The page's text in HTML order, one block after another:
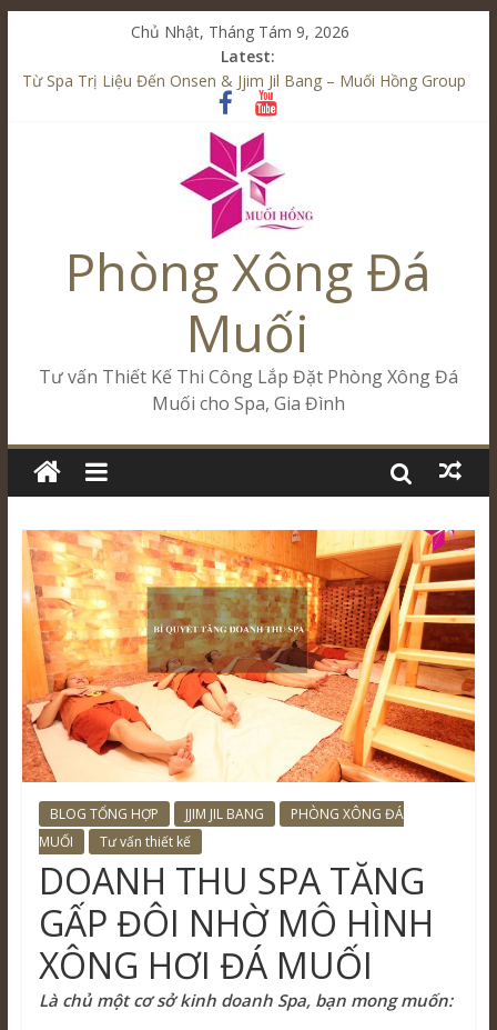
Chủ Nhật, Tháng Tám 9, 2026
Latest:
Từ Spa Trị Liệu Đến Onsen & Jjim Jil Bang – Muối Hồng Group
Kết Hợp Onsen & Jjim Jil Bang Trong Mô Hình Spa – Muối
Cham Riverside Onsen & Jjim Jil Bang Đà Nẵng Muối Hồng
Spa Jjim Jil Bang Kết Hợp Onsen – Kinh Doanh Chuẩn Sao –
Tăng Doanh Số Kinh Doanh Lắp Đặt Onsen & Jjim Jil Bang –
Muối Hồng Group
Phòng Xông Đá
Muối
Tư vấn Thiết Kế Thi Công Lắp Đặt Phòng Xông Đá
Muối cho Spa, Gia Đình
BLOG TỔNG HỢP JJIM JIL BANG
PHÒNG XÔNG ĐÁ
MUỐI
Tư vấn thiết kế
DOANH THU SPA TĂNG
GẤP ĐÔI NHỜ MÔ HÌNH
XÔNG HƠI ĐÁ MUỐI
Là chủ một cơ sở kinh doanh Spa, bạn mong muốn: